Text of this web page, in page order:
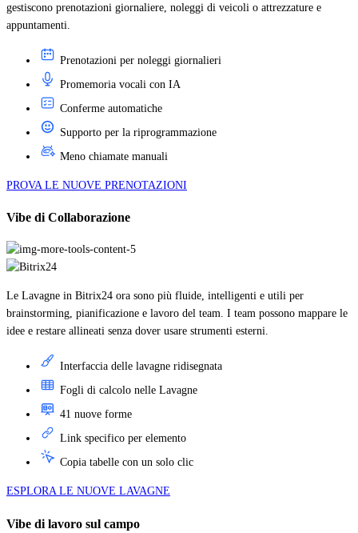
gestiscono prenotazioni giornaliere, noleggi di veicoli o attrezzature e
appuntamenti.
Prenotazioni per noleggi giornalieri
Promemoria vocali con IA
Conferme automatiche
Supporto per la riprogrammazione
Meno chiamate manuali
PROVA LE NUOVE PRENOTAZIONI
Vibe di Collaborazione
Le Lavagne in Bitrix24 ora sono più fluide, intelligenti e utili per
brainstorming, pianificazione e lavoro del team. I team possono mappare le
idee e restare allineati senza dover usare strumenti esterni.
Interfaccia delle lavagne ridisegnata
Fogli di calcolo nelle Lavagne
41 nuove forme
Link specifico per elemento
Copia tabelle con un solo clic
ESPLORA LE NUOVE LAVAGNE
Vibe di lavoro sul campo